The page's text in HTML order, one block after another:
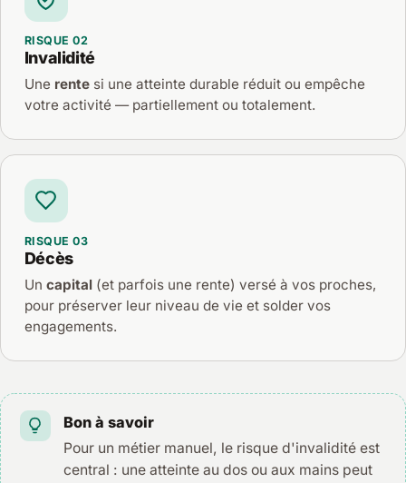
RISQUE 02
Invalidité
Une rentesi une atteinte durable réduit ou empêche
votre activité — partiellement ou totalement.
RISQUE 03
Décès
Un capital(et parfois une rente) versé à vos proches,
pour préserver leur niveau de vie et solder vos
engagements.
Bon à savoir
Pour un métier manuel, le risque d'invalidité est
central : une atteinte au dos ou aux mains peut